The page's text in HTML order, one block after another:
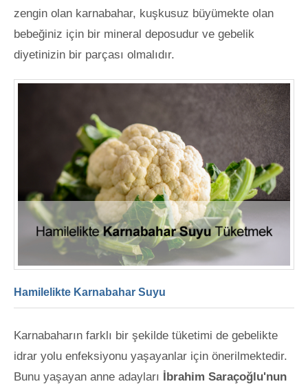
zengin olan karnabahar, kuşkusuz büyümekte olan
bebeğiniz için bir mineral deposudur ve gebelik
diyetinizin bir parçası olmalıdır.
Hamilelikte Karnabahar Suyu
Karnabaharın farklı bir şekilde tüketimi de gebelikte
idrar yolu enfeksiyonu yaşayanlar için önerilmektedir.
Bunu yaşayan anne adayları İbrahim Saraçoğlu'nun